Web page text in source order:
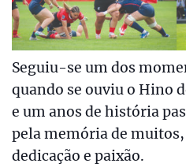
Seguiu-se um dos
quando se ouviu o Hino
e um anos de história
pela memória de
dedicação e paixão.